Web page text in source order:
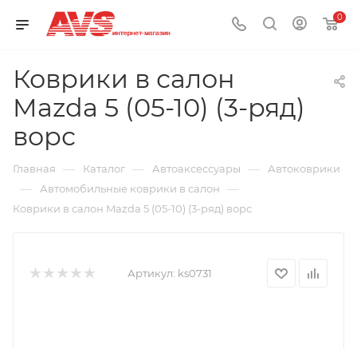
0
Коврики в салон
Mazda 5 (05-10) (3-ряд)
ворс
Главная — Каталог — Автоаксессуары — Автоковрики
— Автомобильные коврики в салон —
Коврики в салон Mazda 5 (05-10) (3-ряд) ворс
Артикул: ks0731